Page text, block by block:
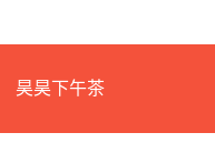
昊昊下午茶